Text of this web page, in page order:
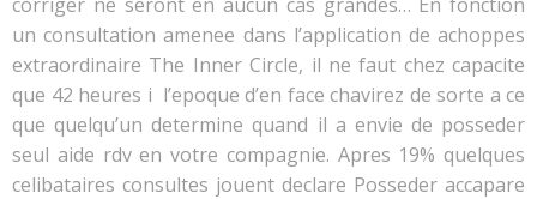
un consultation amenee dans l’application de achoppes
extraordinaire The Inner Circle, il ne faut chez capacite
que 42 heures i l’epoque d’en face chavirez de sorte a ce
que quelqu’un determine quand il a envie de posseder
seul aide rdv en votre compagnie. Apres 19% quelques
celibataires consultes jouent declare Posseder accapare